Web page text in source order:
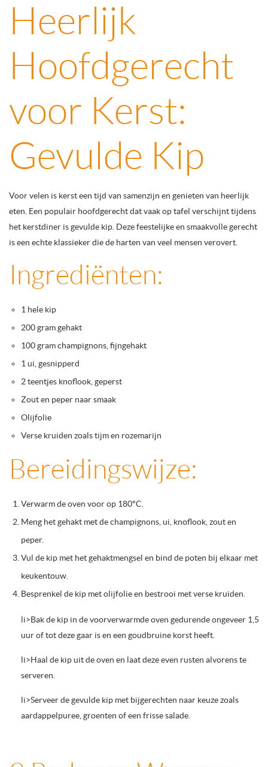
Heerlijk
Hoofdgerecht
voor Kerst:
Gevulde Kip
Voor velen is kerst een tijd van samenzijn en genieten van heerlijk
eten. Een populair hoofdgerecht dat vaak op tafel verschijnt tijdens
het kerstdiner is gevulde kip. Deze feestelijke en smaakvolle gerecht
is een echte klassieker die de harten van veel mensen verovert.
Ingrediënten:
1 hele kip
200 gram gehakt
100 gram champignons, fijngehakt
1 ui, gesnipperd
2 teentjes knoflook, geperst
Zout en peper naar smaak
Olijfolie
Verse kruiden zoals tijm en rozemarijn
Bereidingswijze:
Verwarm de oven voor op 180°C.
Meng het gehakt met de champignons, ui, knoflook, zout en
peper.
Vul de kip met het gehaktmengsel en bind de poten bij elkaar met
keukentouw.
Besprenkel de kip met olijfolie en bestrooi met verse kruiden.
li>Bak de kip in de voorverwarmde oven gedurende ongeveer 1,5
uur of tot deze gaar is en een goudbruine korst heeft.
li>Haal de kip uit de oven en laat deze even rusten alvorens te
serveren.
li>Serveer de gevulde kip met bijgerechten naar keuze zoals
aardappelpuree, groenten of een frisse salade.